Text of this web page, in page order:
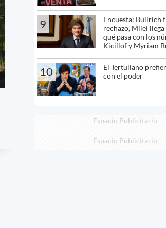
9
Encuesta: Bullrich
rechazo, Milei llega
qué pasa con los
Kicillof y Myriam
10
El Tertuliano
con el poder
Espacio Publicitario
Espacio Publicitario